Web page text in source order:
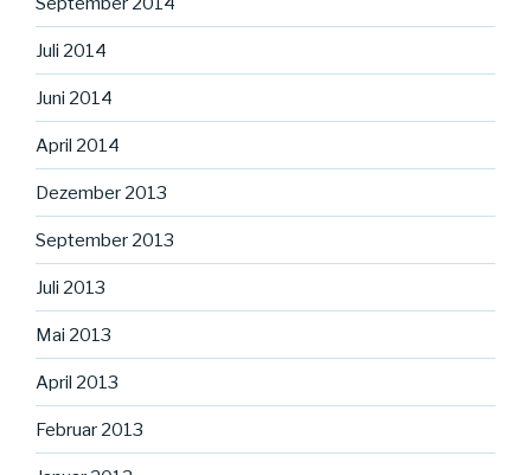
Juli 2014
Juni 2014
April 2014
Dezember 2013
September 2013
Juli 2013
Mai 2013
April 2013
Februar 2013